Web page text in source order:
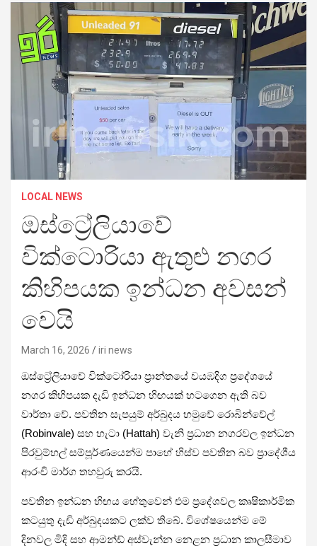
LOCAL NEWS
ඔස්ට්‍රේලියාවේ
වික්ටොරියා ඇතුළු නගර
කිහිපයක ඉන්ධන අවසන්
වෙයි
March 16, 2026 iri news
ඔස්ට්‍රේලියාවේ වික්ටෝරියා ප්‍රාන්තයේ වයඹදිග ප්‍රදේශයේ
නගර කිහිපයක දැඩි ඉන්ධන හිඟයක් හටගෙන ඇති බව
වාර්තා වේ. පවතින සැපයුම් අර්බුදය හමුවේ රොබින්වේල්
(Robinvale) සහ හැටා (Hattah) වැනි ප්‍රධාන නගරවල ඉන්ධන
පිරවුම්හල් සම්පූර්ණයෙන්ම පාහේ හිස්ව පවතින බව ප්‍රාදේශීය
ආරංචි මාර්ග තහවුරු කරයි.
පවතින ඉන්ධන හිඟය හේතුවෙන් එම ප්‍රදේශවල කෘෂිකාර්මික
කටයුතු දැඩි අර්බුදයකට ලක්ව තිබේ. විශේෂයෙන්ම මේ
දිනවල මිදි සහ ආමන්ඩ් අස්වැන්න නෙළන ප්‍රධාන කාලසීමාව